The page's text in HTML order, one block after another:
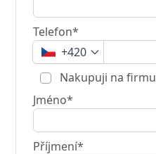
Telefon*
+420
Nakupuji na firmu
Jméno*
Příjmení*